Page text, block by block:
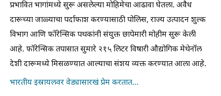
प्रभावित भागांमध्ये सुरू असलेल्या मोहिमेचा आढावा घेतला. अवैध
दारूच्या जाळ्याचा पर्दाफाश करण्यासाठी पोलिस, राज्य उत्पादन शुल्क
विभाग आणि फॉरेन्सिक पथकांनी संयुक्त छापेमारी मोहीम सुरू केली
आहे. फॉरेन्सिक तपासात सुमारे २१५ लिटर विषारी औद्योगिक मेथेनॉल
देशी दारूमध्ये मिसळण्यात आल्याचा संशय व्यक्त करण्यात आला आहे.
भारतीय इस्रायलवर वेड्यासारखं प्रेम करतात…